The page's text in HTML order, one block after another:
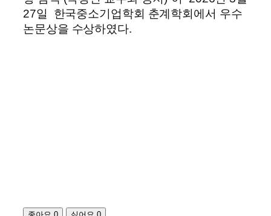
27일 한국중소기업학회 춘계학회에서 우수
논문상을 수상하였다.